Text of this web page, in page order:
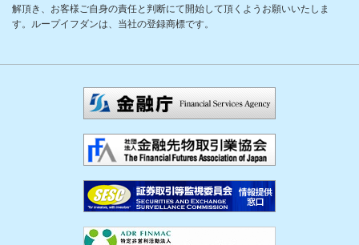
解頂き、お客様ご自身の責任と判断にて開始して頂くようお願いいたしま
す。ループイフダンは、当社の登録商標です。